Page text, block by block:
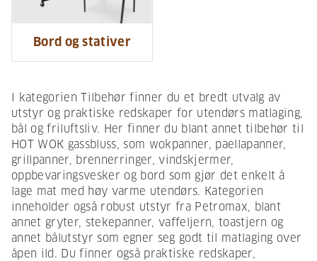
Bord og stativer
I kategorien Tilbehør finner du et bredt utvalg av
utstyr og praktiske redskaper for utendørs matlaging,
bål og friluftsliv. Her finner du blant annet tilbehør til
HOT WOK gassbluss, som wokpanner, paellapanner,
grillpanner, brennerringer, vindskjermer,
oppbevaringsvesker og bord som gjør det enkelt å
lage mat med høy varme utendørs. Kategorien
inneholder også robust utstyr fra Petromax, blant
annet gryter, stekepanner, vaffeljern, toastjern og
annet bålutstyr som egner seg godt til matlaging over
åpen ild. Du finner også praktiske redskaper,